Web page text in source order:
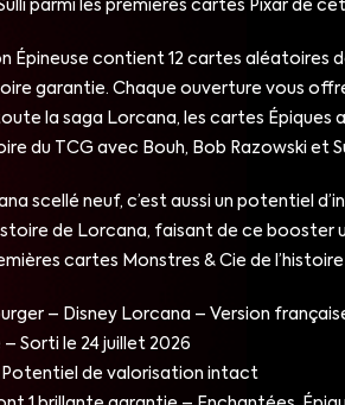
parmi les premières cartes Pixar de
Épineuse contient 12 cartes aléatoires
garantie. Chaque ouverture vous
la saga Lorcana, les cartes
du TCG avec Bouh, Bob Razowski et
scellé neuf, c’est aussi un potentiel
de Lorcana, faisant de ce
cartes Monstres & Cie de l’histoire
– Disney Lorcana – Version
– Sorti le 24 juillet 2026
Potentiel de valorisation intact